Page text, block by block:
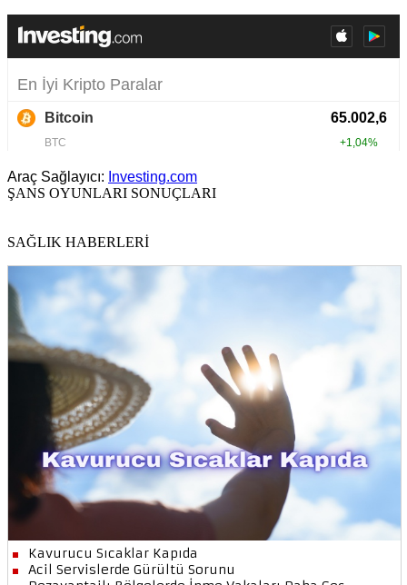
Araç Sağlayıcı: Investing.com
ŞANS OYUNLARI SONUÇLARI
SAĞLIK HABERLERİ